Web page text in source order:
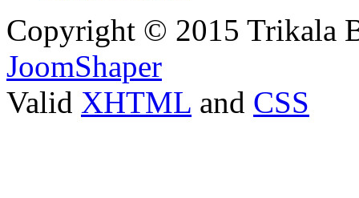
Copyright © 2015 Trikala
JoomShaper
Valid XHTML and CSS